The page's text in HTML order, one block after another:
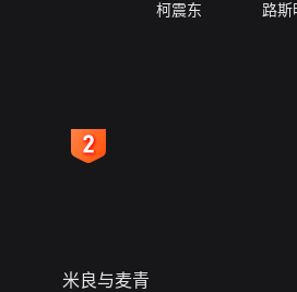
柯震东 路斯
米良与麦青